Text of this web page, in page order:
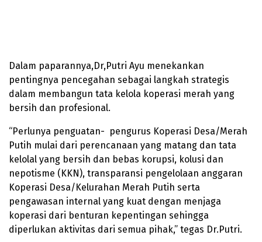
Dalam paparannya,Dr,Putri Ayu menekankan
pentingnya pencegahan sebagai langkah strategis
dalam membangun tata kelola koperasi merah yang
bersih dan profesional.
“Perlunya penguatan- pengurus Koperasi Desa/Merah
Putih mulai dari perencanaan yang matang dan tata
kelolal yang bersih dan bebas korupsi, kolusi dan
nepotisme (KKN), transparansi pengelolaan anggaran
Koperasi Desa/Kelurahan Merah Putih serta
pengawasan internal yang kuat dengan menjaga
koperasi dari benturan kepentingan sehingga
diperlukan aktivitas dari semua pihak,” tegas Dr.Putri.